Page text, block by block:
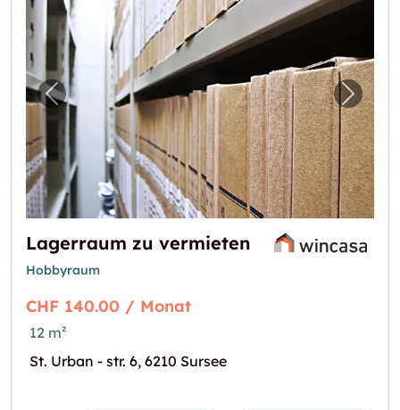
Vorheriges Bild für "Lagerraum zu
Lagerraum zu vermieten
Hobbyraum
CHF 140.00 / Monat
12 m²
St. Urban - str. 6, 6210 Sursee